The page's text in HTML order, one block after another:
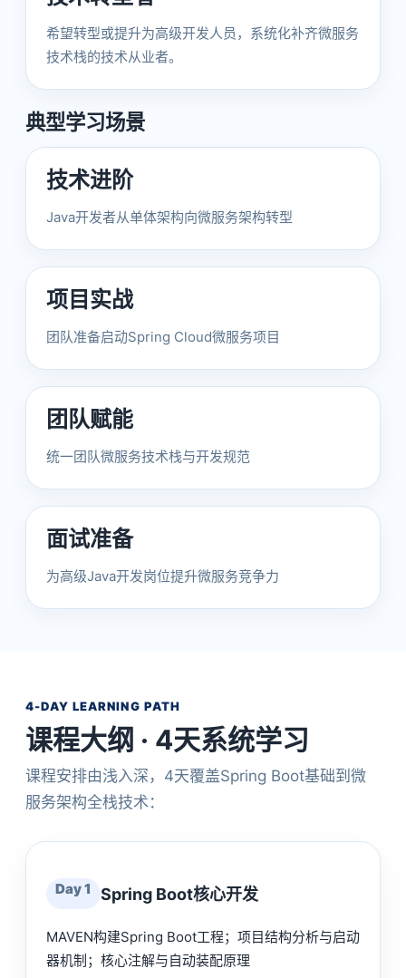
希望转型或提升为高级开发人员，系统化补齐微服务
技术栈的技术从业者。
典型学习场景
技术进阶
Java开发者从单体架构向微服务架构转型
项目实战
团队准备启动Spring Cloud微服务项目
团队赋能
统一团队微服务技术栈与开发规范
面试准备
为高级Java开发岗位提升微服务竞争力
4-DAY LEARNING PATH
课程大纲 · 4天系统学习
课程安排由浅入深，4天覆盖Spring Boot基础到微
服务架构全栈技术：
Day 1 Spring Boot核心开发
MAVEN构建Spring Boot工程；项目结构分析与启动
器机制；核心注解与自动装配原理